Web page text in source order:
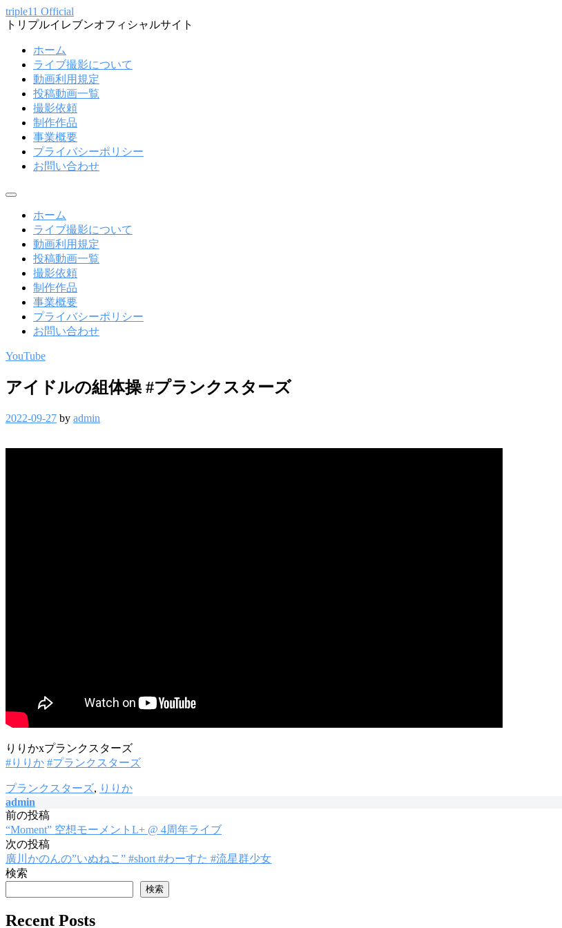
コ
ン
triple11 Official
トリプルイレブンオフィシャルサイト
ホーム
ライブ撮影について
動画利用規定
投稿動画一覧
撮影依頼
制作作品
事業概要
プライバシーポリシー
お問い合わせ
メ
ホーム
ライブ撮影について
動画利用規定
投稿動画一覧
撮影依頼
制作作品
事業概要
プライバシーポリシー
お問い合わせ
YouTube
アイドルの組体操 #プランクスターズ
2022-09-27 by admin
りりかxプランクスターズ
#りりか #プランクスターズ
プランクスターズ, りりか
admin
投
稿
ナ
ビ
前の投稿
“Moment” 空想モーメントL+ @ 4周年ライブ
次の投稿
廣川かのんの”いぬねこ” #short #わーすた #流星群少女
検索
検索
Recent Posts